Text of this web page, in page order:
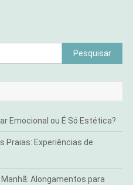
Pesquisar
por:
Emocional ou É Só Estética?
Praias: Experiências de
Alongamentos para